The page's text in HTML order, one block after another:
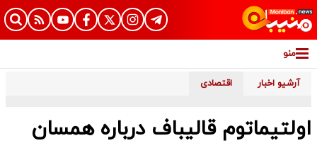
منو
آرشیو اخبار اقتصادی
اولتیماتوم قالیباف درباره همسان